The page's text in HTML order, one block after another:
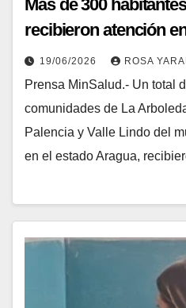
Más de 300
recibieron atención
integral
19/06/2026 ROSA
Prensa MinSalud.- Un total
comunidades de La
Palencia y Valle Lindo del
en el estado Aragua,